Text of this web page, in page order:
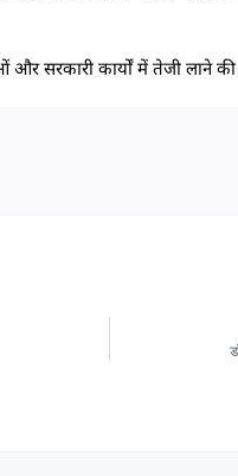
सरकारी कार्यों में तेजी लाने